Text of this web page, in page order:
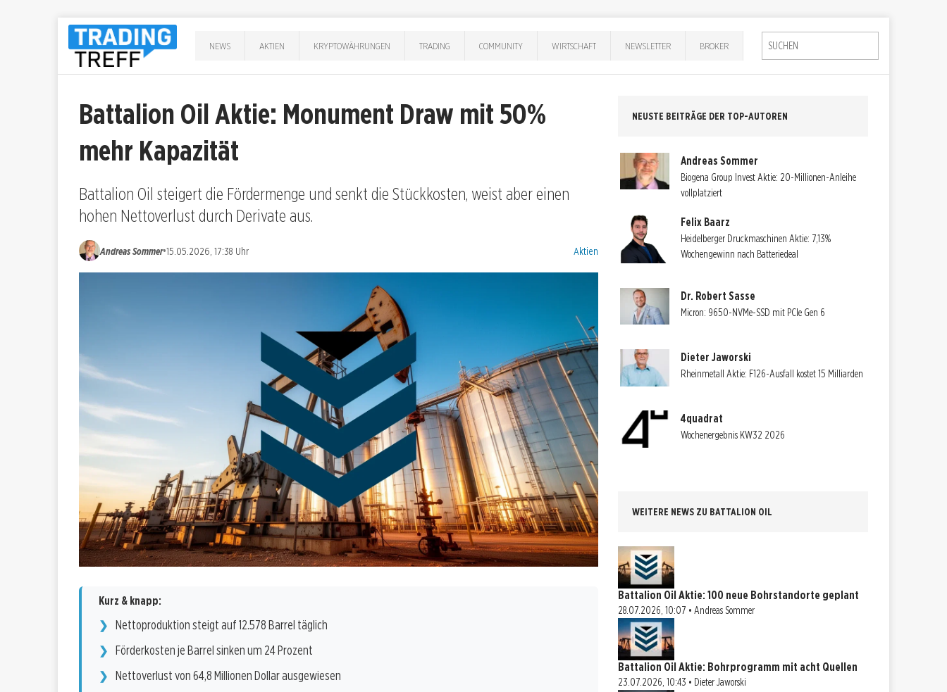
NEWS AKTIEN KRYPTOWÄHRUNGEN TRADING COMMUNITY WIRTSCHAFT NEWSLETTER BROKER
Battalion Oil Aktie: Monument Draw mit 50%
mehr Kapazität
Battalion Oil steigert die Fördermenge und senkt die Stückkosten, weist aber einen
hohen Nettoverlust durch Derivate aus.
Andreas Sommer•15.05.2026, 17:38 Uhr Kategorien:
Aktien
Kurz & knapp:
Nettoproduktion steigt auf 12.578 Barrel täglich
Förderkosten je Barrel sinken um 24 Prozent
Nettoverlust von 64,8 Millionen Dollar ausgewiesen
NEUSTE BEITRÄGE DER TOP-AUTOREN
Andreas Sommer
Biogena Group Invest Aktie: 20-Millionen-Anleihe
vollplatziert
Felix Baarz
Heidelberger Druckmaschinen Aktie: 7,13%
Wochengewinn nach Batteriedeal
Dr. Robert Sasse
Micron: 9650-NVMe-SSD mit PCIe Gen 6
Dieter Jaworski
Rheinmetall Aktie: F126-Ausfall kostet 15 Milliarden
4quadrat
Wochenergebnis KW32 2026
WEITERE NEWS ZU BATTALION OIL
Battalion Oil Aktie: 100 neue Bohrstandorte geplant
28.07.2026, 10:07 • Andreas Sommer
Battalion Oil Aktie: Bohrprogramm mit acht Quellen
23.07.2026, 10:43 • Dieter Jaworski